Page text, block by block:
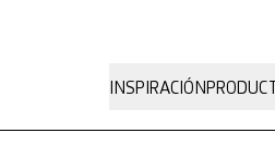
INSPIRACIÓN